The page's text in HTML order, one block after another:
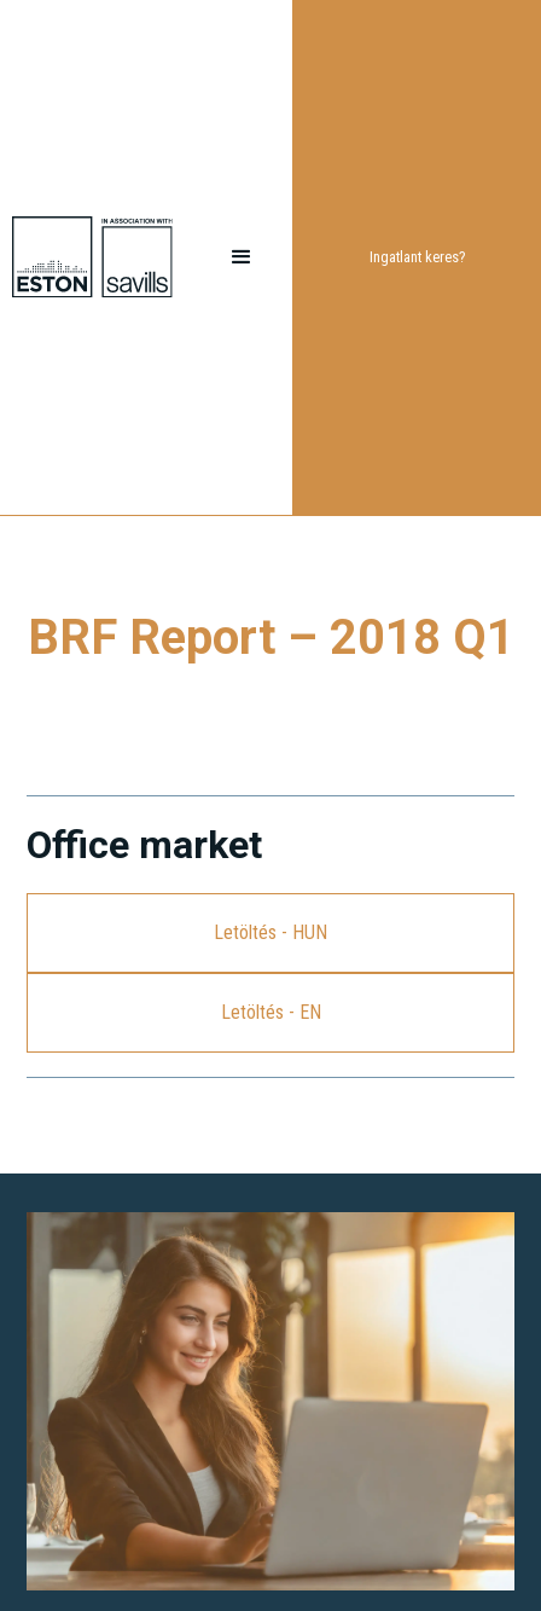
Ingatlant keres?
BRF Report – 2018 Q1
Office market
Letöltés - HUN
Letöltés - EN